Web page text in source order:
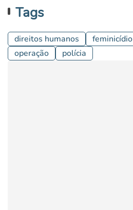
Tags
direitos humanos feminicídio
operação
polícia